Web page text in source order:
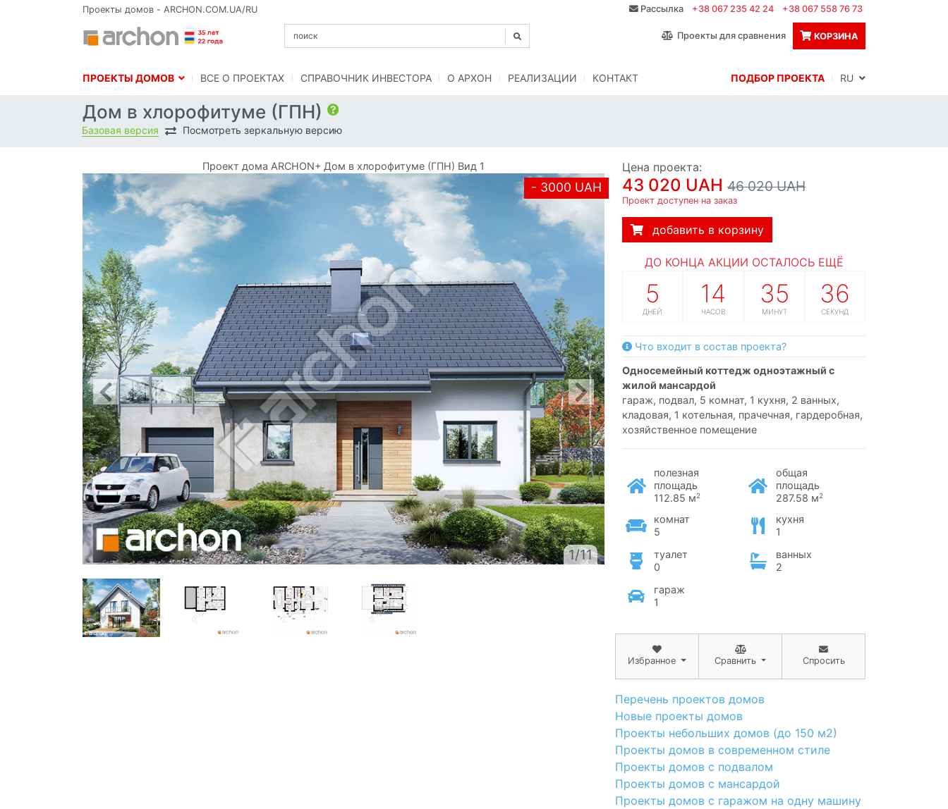
Проекты домов - ARCHON.COM.UA/RU Рассылка +38 067 235 42 24 +38 067 558 76 73
Проекты для сравнения КОРЗИНА
ПРОЕКТЫ ДОМОВ BСЕ О ПРОЕКТАХ СПРАВОЧНИК ИНВЕСТОРА O АРХОН РЕАЛИЗАЦИИ КОНТАКТ ПОДБОР ПРОЕКТА
Дом в хлорофитуме (ГПН)
Базовая версия Посмотреть зеркальную версию
Проект дома ARCHON+ Дом в хлорофитуме (ГПН) Вид 1
- 3000 UAH
1/11
Цена проекта:
43 020 UAH 46 020 UAH
Проект доступен на заказ
добавить в корзину
ДО КОНЦА АКЦИИ ОСТАЛОСЬ ЕЩЁ
5
ДНЕЙ
14
ЧАСОВ
35
МИНУТ
35
СЕКУНД
Что входит в состав проекта?
односемейный коттедж одноэтажный с
жилой мансардой
гараж, подвал, 5 комнат, 1 кухня, 2 ванных,
кладовая, 1 котельная, прачечная, гардеробная,
хозяйственное помещение
полезная
площадь
112.85 м2
общая
площадь
287.58 м2
комнат
5
кухня
1
туалет
0
ванных
2
гараж
1
Избранное Сравнить Спросить
Перечень проектов домов
Новые проекты домов
Проекты небольших домов (до 150 м2)
Проекты домов в современном стиле
Проекты домов с подвалом
Проекты домов с мансардой
Проекты домов с гаражом на одну машину